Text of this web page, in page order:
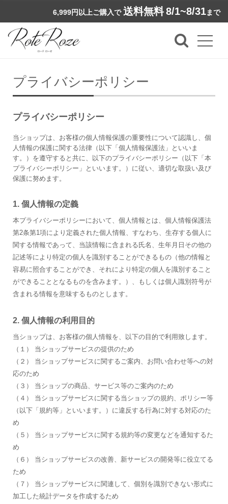
6,999円以上ご購入で 送料無料8/1~8/31まで
プライバシーポリシー
プライバシーポリシー
当ショップは、お客様の個人情報保護の重要性について認識し、個
人情報の保護に関する法律（以下「個人情報保護法」といいま
す。）を遵守すると共に、以下のプライバシーポリシー（以下「本
プライバシーポリシー」といいます。）に従い、適切な取扱い及び
保護に努めます。
1. 個人情報の定義
本プライバシーポリシーにおいて、個人情報とは、個人情報保護法
第2条第1項により定義された個人情報、すなわち、生存する個人に
関する情報であって、当該情報に含まれる氏名、生年月日その他の
記述等により特定の個人を識別することができるもの（他の情報と
容易に照合することができ、それにより特定の個人を識別すること
ができることとなるものを含みます。）、もしくは個人識別符号が
含まれる情報を意味するものとします。
2. 個人情報の利用目的
当ショップは、お客様の個人情報を、以下の目的で利用致します。
（１） 当ショップサービスの提供のため
（２） 当ショップサービスに関するご案内、お問い合わせ等への対
応のため
（３） 当ショップの商品、サービス等のご案内のため
（４） 当ショップサービスに関する当ショップの規約、ポリシー等
（以下「規約等」といいます。）に違反する行為に対する対応のた
め
（５） 当ショップサービスに関する規約等の変更などを通知するた
め
（６） 当ショップサービスの改善、新サービスの開発等に役立てる
ため
（７） 当ショップサービスに関連して、個別を識別できない形式に
加工した統計データを作成するため